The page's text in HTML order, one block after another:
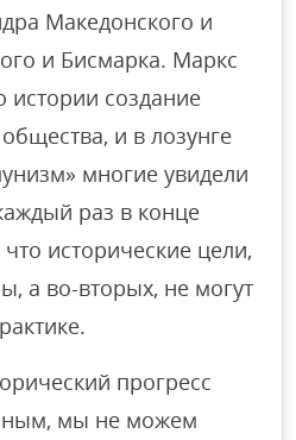
Македонского и
и Бисмарка. Маркс
истории создание
и в лозунге
многие увидели
раз в конце
исторические цели,
а во-вторых, не могут
прогресс
мы не можем